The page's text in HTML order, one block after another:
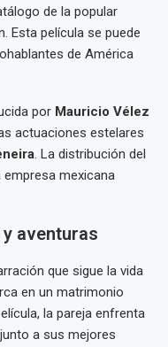
de la popular
Esta película se puede
de América
por Mauricio Vélez
actuaciones estelares
. La distribución del
empresa mexicana
aventuras
que sigue la vida
en un matrimonio
la pareja enfrenta
a sus mejores